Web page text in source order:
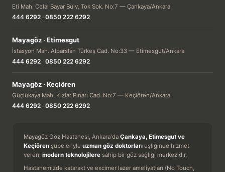
Eti Mah. Celal Bayar Bulv. Tok Sok. No:7 — Çankaya/Ankara
444 6292 · 0850 222 6292
Mayagöz · Etimesgut
İstasyon Mah. Alparslan Türkeş Cad. No:33 — Etimesgut/Ankara
444 6292 · 0850 222 6292
Mayagöz · Keçiören
Güçlükaya Mah. Kızlar Pınarı Cad. No:7 — Keçiören/Ankara
444 6292 · 0850 222 6292
Mayagöz Göz Hastanesi, Ankara'da Çankaya, Etimesgut ve
Keçiören şubeleriyle uzman göz doktorları eşliğinde hizmet
veren, modern teknolojilere sahip bir göz sağlığı merkezidir.
Hastanemizde katarakt ve excimer lazer ameliyatları (No Touch,